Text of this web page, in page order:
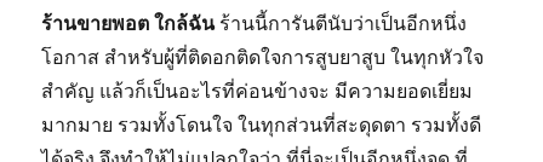
ร้านขายพอต ใกล้ฉันร้านนี้การันตีนับว่าเป็นอีกหนึ่ง
โอกาส สำหรับผู้ที่ติดอกติดใจการสูบยาสูบ ในทุกหัวใจ
สำคัญ แล้วก็เป็นอะไรที่ค่อนข้างจะ มีความยอดเยี่ยม
มากมาย รวมทั้งโดนใจ ในทุกส่วนที่สะดุดตา รวมทั้งดี